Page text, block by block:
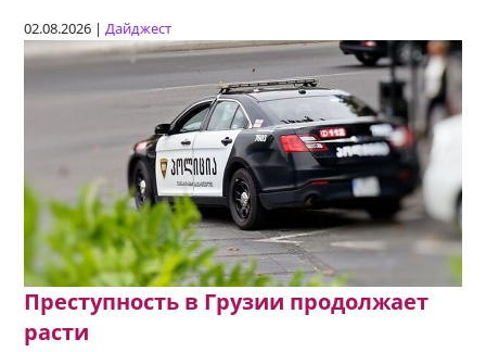
02.08.2026 |Дайджест
Преступность в Грузии продолжает
расти